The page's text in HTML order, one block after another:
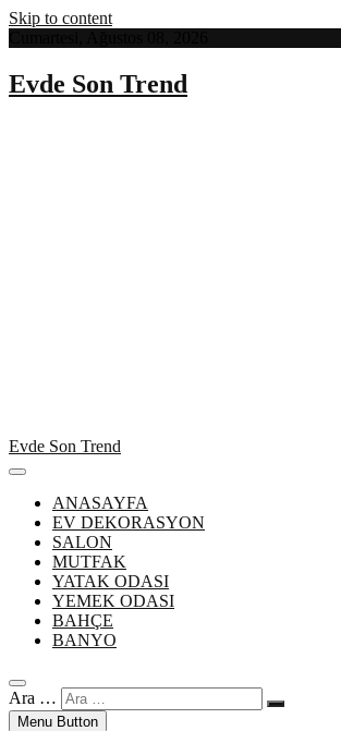
Skip to content
Evde Son Trend
Evde Son Trend
ANASAYFA
EV DEKORASYON
SALON
MUTFAK
YATAK ODASI
YEMEK ODASI
BAHÇE
BANYO
Ara …
Menu Button